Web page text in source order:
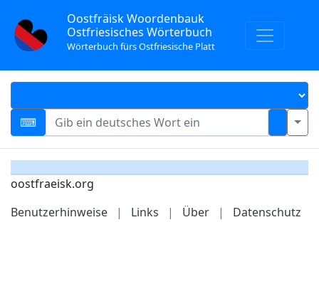
Oostfräisk Woordenbauk
Ostfriesisches Wörterbuch
Wörterbuch fürs Ostfriesische Platt
oostfraeisk.org
Benutzerhinweise
| Links | Über | Datenschutz